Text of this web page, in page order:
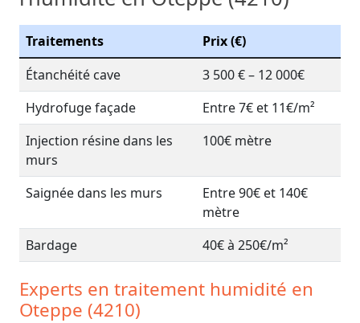
Traitements
Prix (€)
Étanchéité cave
3 500 € – 12 000€
Hydrofuge façade
Entre 7€ et 11€/m²
Injection résine dans les
murs
100€ mètre
Saignée dans les murs
Entre 90€ et 140€
mètre
Bardage
40€ à 250€/m²
Experts en traitement humidité en
Oteppe (4210)